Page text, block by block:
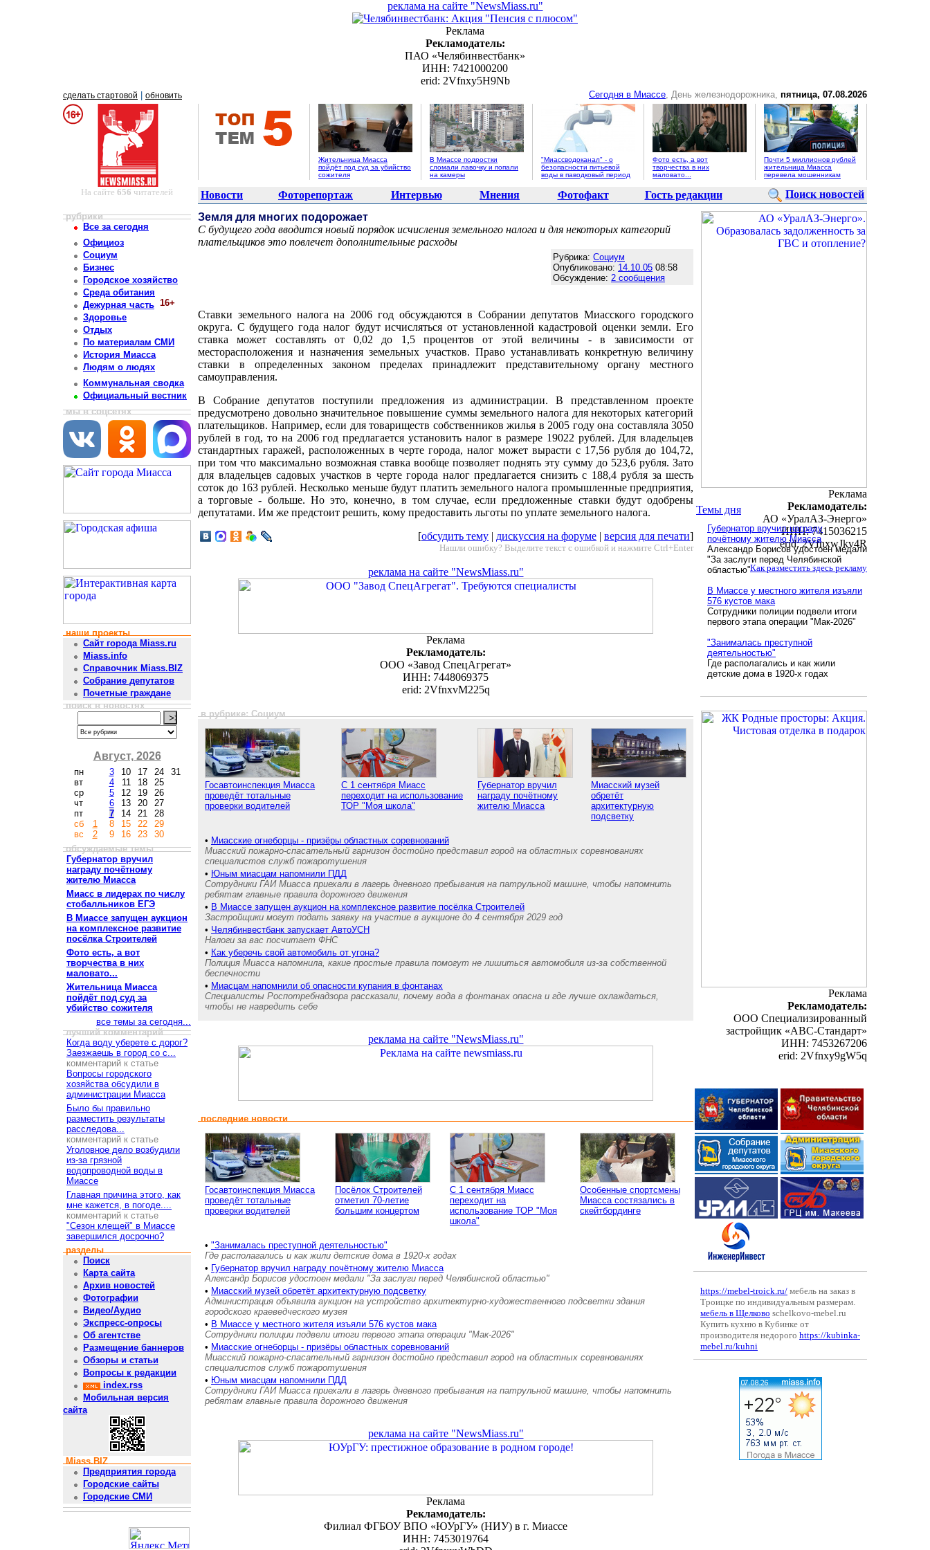
реклама на сайте "NewsMiass.ru"
Реклама
Рекламодатель:
ПАО «Челябинвестбанк»
ИНН: 7421000200
erid: 2Vfnxy5H9Nb
сделать стартовой обновить Сегодня в Миассе, День железнодорожника, пятница, 07.08.2026
Жительница Миасса
пойдёт под суд за убийство
сожителя
В Миассе подростки
сломали лавочку и попали
на камеры
"Миассводоканал" - о
безопасности питьевой
воды в паводковый период
Фото есть, а вот
творчества в них
маловато...
Почти 5 миллионов рублей
жительница Миасса
перевела мошенникам
На сайте 656 читателей Новости Фоторепортаж Интервью Мнения Фотофакт Гость редакции Поиск новостей
рубрики
Все за сегодня
Официоз
Социум
Бизнес
Городское хозяйство
Среда обитания
Дежурная часть 16+
Здоровье
Отдых
По материалам СМИ
История Миасса
Людям о людях
Коммунальная сводка
Официальный вестник
мы в соцсетях
наши проекты
Сайт города Miass.ru
Miass.info
Справочник Miass.BIZ
Собрание депутатов
Почетные граждане
поиск в новостях
Август, 2026
пн
вт
ср
чт
пт
сб
вс
1
2
3
4
5
6
7
8
9
10
11
12
13
14
15
16
17
18
19
20
21
22
23
24
25
26
27
28
29
30
31
обсуждаемые темы
Губернатор вручил
награду почётному
жителю Миасса
Миасс в лидерах по числу
стобалльников ЕГЭ
В Миассе запущен аукцион
на комплексное развитие
посёлка Строителей
Фото есть, а вот
творчества в них
маловато...
Жительница Миасса
пойдёт под суд за
убийство сожителя
все темы за сегодня...
лучший комментарий
Когда воду уберете с дорог?
Заезжаешь в город со с...
комментарий к статье
Вопросы городского
хозяйства обсудили в
администрации Миасса
Было бы правильно
разместить результаты
расследова...
комментарий к статье
Уголовное дело возбудили
из-за грязной
водопроводной воды в
Миассе
Главная причина этого, как
мне кажется, в погоде....
комментарий к статье
"Сезон клещей" в Миассе
завершился досрочно?
разделы
Поиск
Карта сайта
Архив новостей
Фотографии
Видео/Аудио
Экспресс-опросы
Об агентстве
Размещение баннеров
Обзоры и статьи
Вопросы к редакции
index.rss
Мобильная версия
сайта
Miass.BIZ
Предприятия города
Городские сайты
Городские СМИ
Земля для многих подорожает
С будущего года вводится новый порядок исчисления земельного налога и для некоторых категорий
плательщиков это повлечет дополнительные расходы
Рубрика: Социум
Опубликовано: 14.10.05 08:58
Обсуждение: 2 сообщения
Ставки земельного налога на 2006 год обсуждаются в Собрании депутатов Миасского городского
округа. С будущего года налог будут исчисляться от установленной кадастровой оценки земли. Его
ставка может составлять от 0,02 до 1,5 процентов от этой величины - в зависимости от
месторасположения и назначения земельных участков. Право устанавливать конкретную величину
ставки в определенных законом пределах принадлежит представительному органу местного
самоуправления.
В Собрание депутатов поступили предложения из администрации. В представленном проекте
предусмотрено довольно значительное повышение суммы земельного налога для некоторых категорий
плательщиков. Например, если для товариществ собственников жилья в 2005 году она составляла 3050
рублей в год, то на 2006 год предлагается установить налог в размере 19022 рублей. Для владельцев
стандартных гаражей, расположенных в черте города, налог может вырасти с 17,56 рубля до 104,72,
при том что максимально возможная ставка вообще позволяет поднять эту сумму до 523,6 рубля. Зато
для владельцев садовых участков в черте города налог предлагается снизить с 188,4 рубля за шесть
соток до 163 рублей. Несколько меньше будут платить земельного налога промышленные предприятия,
а торговые - больше. Но это, конечно, в том случае, если предложенные ставки будут одобрены
депутатами. Им же предстоит решить, кому предоставить льготы по уплате земельного налога.
[обсудить тему | дискуссия на форуме | версия для печати]
Нашли ошибку? Выделите текст с ошибкой и нажмите Ctrl+Enter
реклама на сайте "NewsMiass.ru"
Реклама
Рекламодатель:
ООО «Завод СпецАгрегат»
ИНН: 7448069375
erid: 2VfnxvM225q
в рубрике: Социум
Госавтоинспекция Миасса
проведёт тотальные
проверки водителей
С 1 сентября Миасс
переходит на использование
ТОР "Моя школа"
Губернатор вручил
награду почётному
жителю Миасса
Миасский музей
обретёт
архитектурную
подсветку
• Миасские огнеборцы - призёры областных соревнований
Миасский пожарно-спасательный гарнизон достойно представил город на областных соревнованиях
специалистов служб пожаротушения
• Юным миасцам напомнили ПДД
Сотрудники ГАИ Миасса приехали в лагерь дневного пребывания на патрульной машине, чтобы напомнить
ребятам главные правила дорожного движения
• В Миассе запущен аукцион на комплексное развитие посёлка Строителей
Застройщики могут подать заявку на участие в аукционе до 4 сентября 2029 год
• Челябинвестбанк запускает АвтоУСН
Налоги за вас посчитает ФНС
• Как уберечь свой автомобиль от угона?
Полиция Миасса напомнила, какие простые правила помогут не лишиться автомобиля из-за собственной
беспечности
• Миасцам напомнили об опасности купания в фонтанах
Специалисты Роспотребнадзора рассказали, почему вода в фонтанах опасна и где лучше охлаждаться,
чтобы не навредить себе
реклама на сайте "NewsMiass.ru"
последние новости
Госавтоинспекция Миасса
проведёт тотальные
проверки водителей
Посёлок Строителей
отметил 70-летие
большим концертом
С 1 сентября Миасс
переходит на
использование ТОР "Моя
школа"
Особенные спортсмены
Миасса состязались в
скейтбординге
• "Занималась преступной деятельностью"
Где располагались и как жили детские дома в 1920-х годах
• Губернатор вручил награду почётному жителю Миасса
Александр Борисов удостоен медали "За заслуги перед Челябинской областью"
• Миасский музей обретёт архитектурную подсветку
Администрация объявила аукцион на устройство архитектурно-художественного подсветки здания
городского краеведческого музея
• В Миассе у местного жителя изъяли 576 кустов мака
Сотрудники полиции подвели итоги первого этапа операции "Мак-2026"
• Миасские огнеборцы - призёры областных соревнований
Миасский пожарно-спасательный гарнизон достойно представил город на областных соревнованиях
специалистов служб пожаротушения
• Юным миасцам напомнили ПДД
Сотрудники ГАИ Миасса приехали в лагерь дневного пребывания на патрульной машине, чтобы напомнить
ребятам главные правила дорожного движения
реклама на сайте "NewsMiass.ru"
Реклама
Рекламодатель:
Филиал ФГБОУ ВПО «ЮУрГУ» (НИУ) в г. Миассе
ИНН: 7453019764
Реклама
Рекламодатель:
АО «УралАЗ-Энерго»
ИНН: 7415036215
erid: 2VfnxwJkv4R
Как разместить здесь рекламу
Темы дня
Губернатор вручил награду
почётному жителю Миасса
Александр Борисов удостоен медали
"За заслуги перед Челябинской
областью"
В Миассе у местного жителя изъяли
576 кустов мака
Сотрудники полиции подвели итоги
первого этапа операции "Мак-2026"
"Занималась преступной
деятельностью"
Где располагались и как жили
детские дома в 1920-х годах
Реклама
Рекламодатель:
ООО Специализированный
застройщик «АВС-Стандарт»
ИНН: 7453267206
erid: 2Vfnxy9gW5q
https://mebel-troick.ru/ мебель на заказ в
Троицке по индивидуальным размерам.
мебель в Щелково schelkovo-mebel.ru
Купить кухню в Кубинке от
производителя недорого https://kubinka-
mebel.ru/kuhni